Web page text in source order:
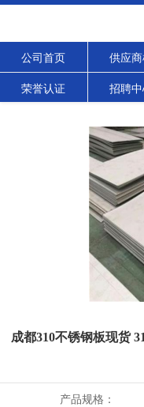
公司首页 供应
荣誉认证 招聘
成都310不锈钢板现货
产品规格：